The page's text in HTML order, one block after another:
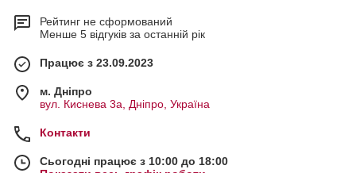
Рейтинг не сформований
Менше 5 відгуків за останній рік
Працює з 23.09.2023
м. Дніпро
вул. Киснева 3а, Дніпро, Україна
Контакти
Сьогодні працює з 10:00 до 18:00